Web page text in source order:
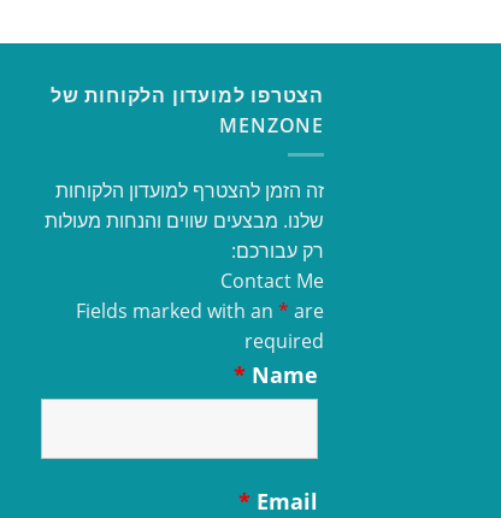
הצטרפו למועדון הלקוחות של
MENZONE
זה הזמן להצטרף למועדון הלקוחות
שלנו. מבצעים שווים והנחות מעולות
רק עבורכם:
Contact Me
Fields marked with an * are
required
Name
*
Email
*